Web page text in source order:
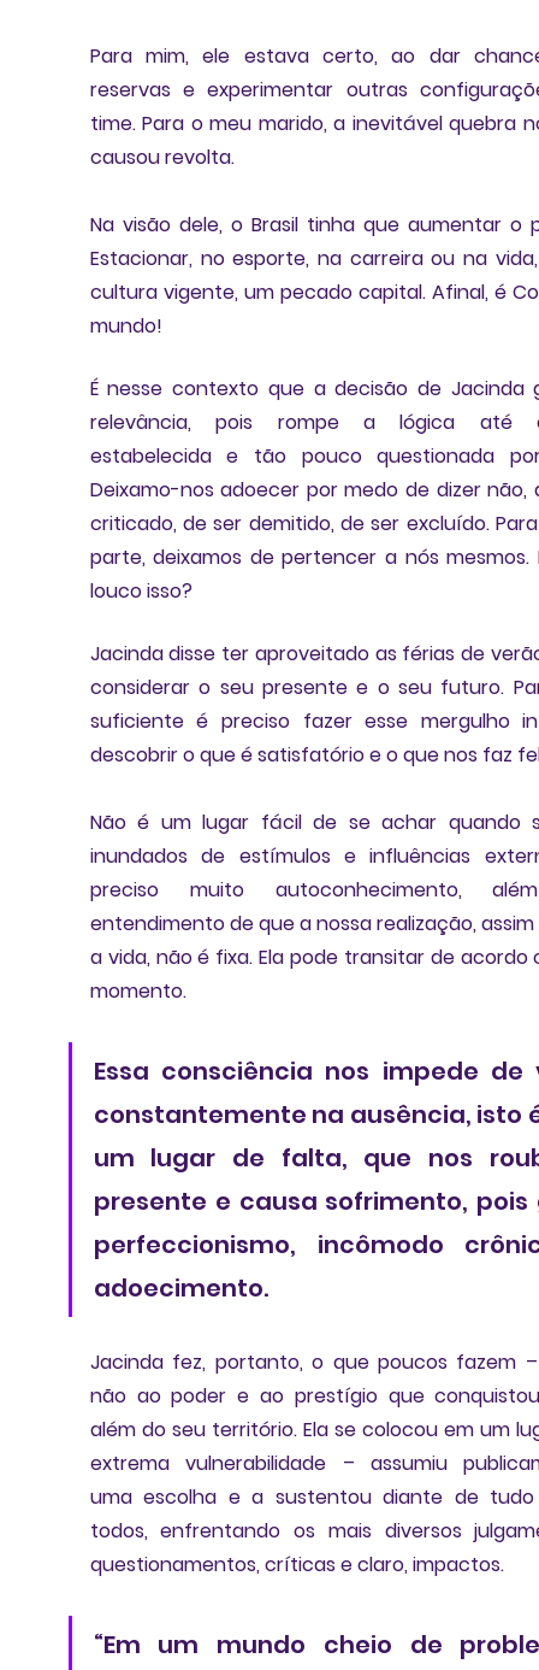
Para mim, ele estava certo, ao dar
reservas e experimentar outras
time. Para o meu marido, a inevitável quebra
causou revolta.
Estacionar, no esporte, na carreira ou na
cultura vigente, um pecado capital. Afinal, é
mundo!
É nesse contexto que a decisão de Jacinda
relevância, pois rompe a lógica até
estabelecida e tão pouco questionada
Deixamo-nos adoecer por medo de dizer não,
criticado, de ser demitido, de ser excluído.
parte, deixamos de pertencer a nós mesmos.
louco isso?
Jacinda disse ter aproveitado as férias de
considerar o seu presente e o seu futuro.
suficiente é preciso fazer esse mergulho
descobrir o que é satisfatório e o que nos faz
Não é um lugar fácil de se achar quando
inundados de estímulos e influências
preciso muito autoconhecimento,
entendimento de que a nossa realização,
a vida, não é fixa. Ela pode transitar de acordo
momento.
Essa consciência nos impede de
constantemente na ausência, isto
um lugar de falta, que nos
presente e causa sofrimento, pois
perfeccionismo, incômodo
adoecimento.
Jacinda fez, portanto, o que poucos fazem –
não ao poder e ao prestígio que
além do seu território.
extrema vulnerabilidade – assumiu
uma escolha e a sustentou diante de
todos, enfrentando os mais diversos
questionamentos, críticas e claro, impactos.
“Em um mundo cheio de